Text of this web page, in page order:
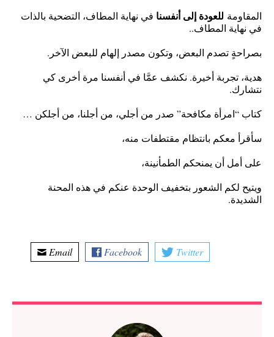
المقاومة للعودة إلى أنفسنا في نهاية المطاف، التضحية بالذات
في نهاية المطاف..
بصراحةٍ تصدم البعض، وتكون مصدر إلهام للبعض الآخر.
هدية، تجربة أخيرة. نكشف عمَّا في أنفسنا مرة أخرى كي
نتشارك.
كتاب “امرأة مكافحة” صدر من أجلي، من أجلنا، من أجلكن …
سأقرأ معكم بانتظام مقتطفات منه،
على أمل أن يمنحكم الطمأنينة،
ويتيح لكم الشعور بتخفيف الوحدة عنكم في هذه المحنة
الشديدة.
Twitter
Facebook
Email